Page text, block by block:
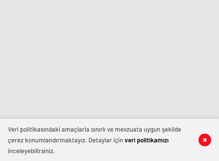
Veri politikasındaki amaçlarla sınırlı ve mevzuata uygun şekilde
çerez konumlandırmaktayız. Detaylar içinveri politikamızı
inceleyebilirsiniz.